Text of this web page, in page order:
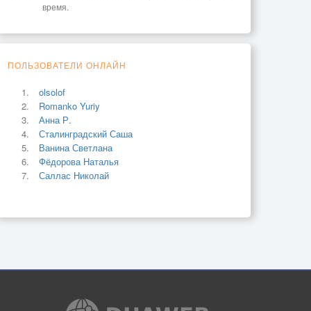
время.
ПОЛЬЗОВАТЕЛИ ОНЛАЙН
olsolof
Romanko Yuriy
Анна Р.
Сталинградский Саша
Ванина Светлана
Фёдорова Наталья
Саллас Николай